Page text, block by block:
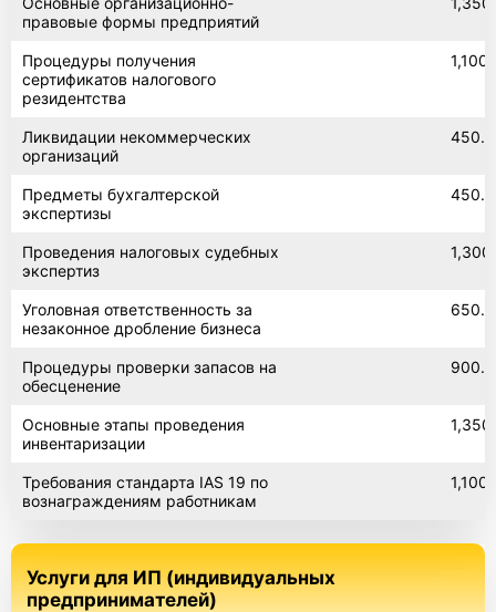
правовые формы предприятий
Процедуры получения
сертификатов налогового
резидентства
Ликвидации некоммерческих
организаций
Предметы бухгалтерской
экспертизы
Проведения налоговых судебных
экспертиз
Уголовная ответственность за
незаконное дробление бизнеса
Процедуры проверки запасов на
обесценение
Основные этапы проведения
инвентаризации
Требования стандарта IAS 19 по
вознаграждениям работникам
Услуги для ИП (индивидуальных
предпринимателей)